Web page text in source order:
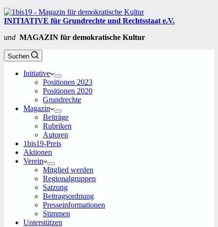
INITIATIVE für Grundrechte und Rechtsstaat e.V.
und MAGAZIN für demokratische Kultur
Suchen
Initiative
Positionen 2023
Positionen 2020
Grundrechte
Magazin
Beiträge
Rubriken
Autoren
1bis19-Preis
Aktionen
Verein
Mitglied werden
Regionalgruppen
Satzung
Beitragsordnung
Presseinformationen
Stimmen
Unterstützen